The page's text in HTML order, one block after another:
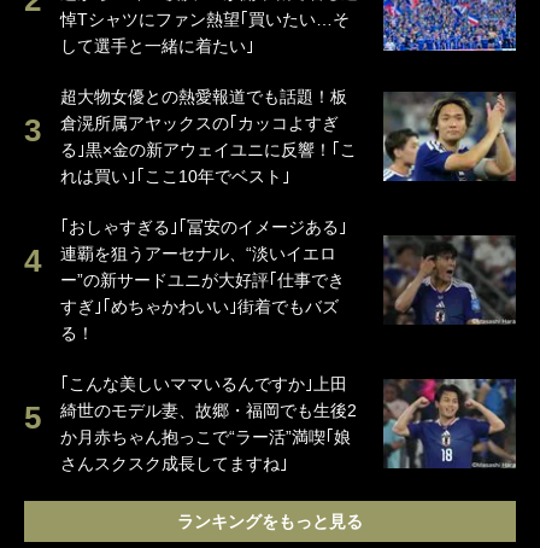
悼Tシャツにファン熱望｢買いたい…そ
して選手と一緒に着たい｣
超大物女優との熱愛報道でも話題！板
倉滉所属アヤックスの｢カッコよすぎ
る｣黒×金の新アウェイユニに反響！｢こ
れは買い｣｢ここ10年でベスト｣
｢おしゃすぎる｣｢冨安のイメージある｣
連覇を狙うアーセナル、“淡いイエロ
ー”の新サードユニが大好評｢仕事でき
すぎ｣｢めちゃかわいい｣街着でもバズ
る！
｢こんな美しいママいるんですか｣上田
綺世のモデル妻、故郷・福岡でも生後2
か月赤ちゃん抱っこで“ラー活”満喫｢娘
さんスクスク成長してますね｣
ランキングをもっと見る